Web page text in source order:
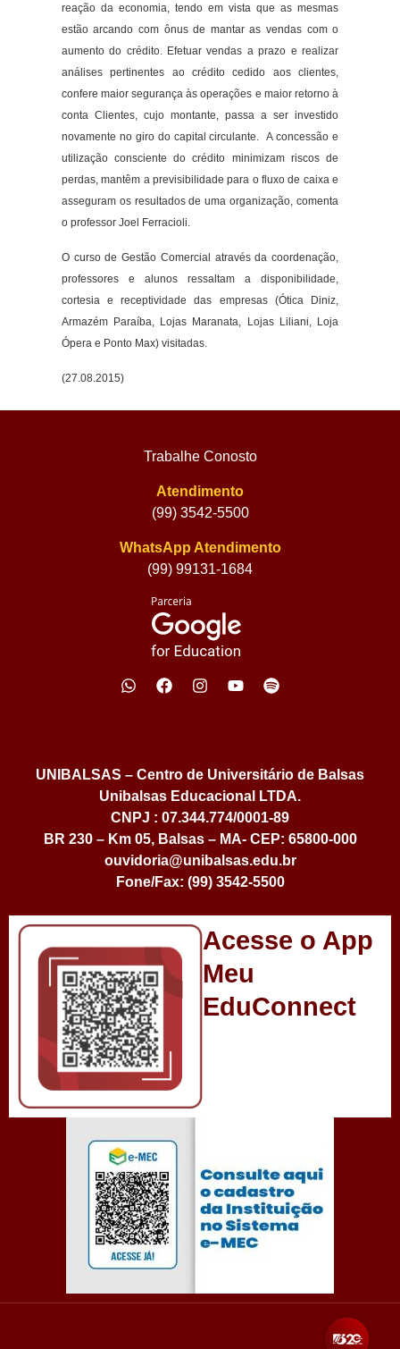
reação da economia, tendo em vista que as mesmas
estão arcando com ônus de mantar as vendas com o
aumento do crédito. Efetuar vendas a prazo e realizar
análises pertinentes ao crédito cedido aos clientes,
confere maior segurança às operações e maior retorno à
conta Clientes, cujo montante, passa a ser investido
novamente no giro do capital circulante. A concessão e
utilização consciente do crédito minimizam riscos de
perdas, mantêm a previsibilidade para o fluxo de caixa e
asseguram os resultados de uma organização, comenta
o professor Joel Ferracioli.
O curso de Gestão Comercial através da coordenação,
professores e alunos ressaltam a disponibilidade,
cortesia e receptividade das empresas (Ótica Diniz,
Armazém Paraíba, Lojas Maranata, Lojas Liliani, Loja
Ópera e Ponto Max) visitadas.
(27.08.2015)
Trabalhe Conosto
Atendimento
(99) 3542-5500
WhatsApp Atendimento
(99) 99131-1684
UNIBALSAS – Centro de Universitário de Balsas
Unibalsas Educacional LTDA.
CNPJ : 07.344.774/0001-89
BR 230 – Km 05, Balsas – MA- CEP: 65800-000
ouvidoria@unibalsas.edu.br
Fone/Fax: (99) 3542-5500
Acesse o App
Meu
EduConnect